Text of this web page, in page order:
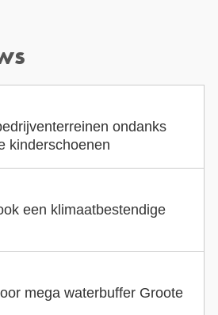
ondanks
kinderschoenen
een klimaatbestendige
mega waterbuffer Groote